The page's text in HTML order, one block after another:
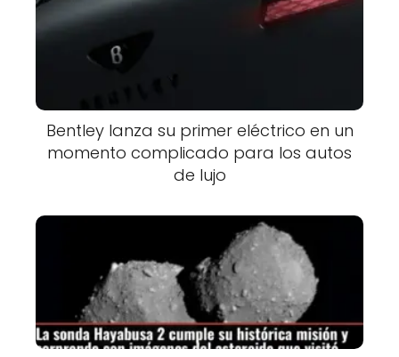
Bentley lanza su primer eléctrico en un
momento complicado para los autos
de lujo